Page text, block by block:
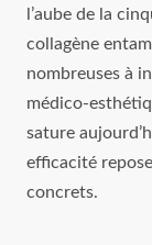
l’aube de la
collagène
nombreuses à
médico-
sature
efficacité
concrets.